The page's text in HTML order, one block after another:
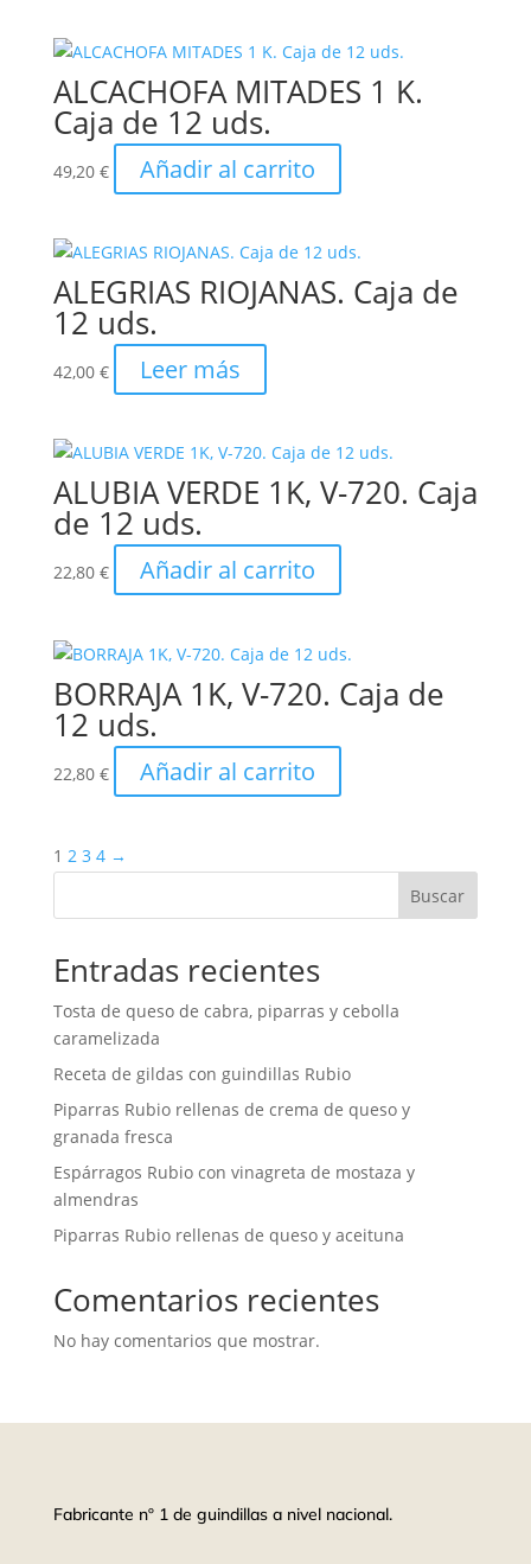
ALCACHOFA MITADES 1 K.
Caja de 12 uds.
49,20 € Añadir al carrito
ALEGRIAS RIOJANAS. Caja de
12 uds.
42,00 € Leer más
ALUBIA VERDE 1K, V-720. Caja
de 12 uds.
22,80 € Añadir al carrito
BORRAJA 1K, V-720. Caja de
12 uds.
22,80 € Añadir al carrito
1 2 3 4 →
Buscar
Entradas recientes
Tosta de queso de cabra, piparras y cebolla
caramelizada
Receta de gildas con guindillas Rubio
Piparras Rubio rellenas de crema de queso y
granada fresca
Espárragos Rubio con vinagreta de mostaza y
almendras
Piparras Rubio rellenas de queso y aceituna
Comentarios recientes
No hay comentarios que mostrar.
Fabricante nº 1 de guindillas a nivel nacional.